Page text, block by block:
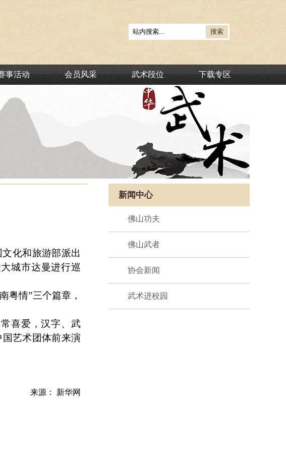
事活动 会员风采 武术段位 下载专区
化和旅游部派出
城市达曼进行巡
粤情”三个篇章，
喜爱，汉字、武
艺术团体前来演
来源： 新华网
新闻中心
佛山功夫
佛山武者
协会新闻
武术进校园